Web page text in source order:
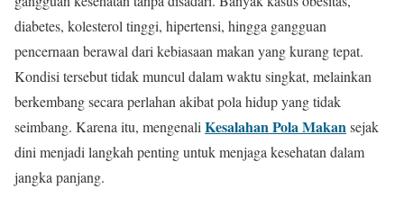
diabetes, kolesterol tinggi, hipertensi, hingga gangguan
pencernaan berawal dari kebiasaan makan yang kurang tepat.
Kondisi tersebut tidak muncul dalam waktu singkat, melainkan
berkembang secara perlahan akibat pola hidup yang tidak
seimbang. Karena itu, mengenali Kesalahan Pola Makansejak
dini menjadi langkah penting untuk menjaga kesehatan dalam
jangka panjang.